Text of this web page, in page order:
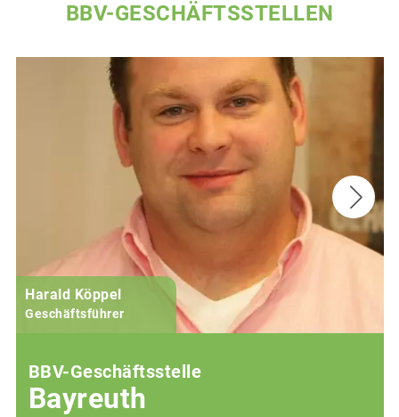
BBV-GESCHÄFTSSTELLEN
Harald Köppel
Geschäftsführer
BBV-Geschäftsstelle
Bayreuth